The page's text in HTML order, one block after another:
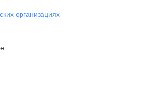
организациях